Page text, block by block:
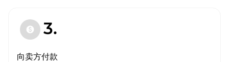
paid 3.
向卖方付款